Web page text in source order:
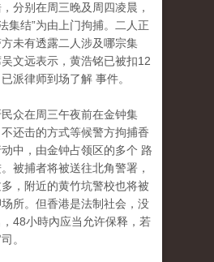
分别在周三晚及周四凌晨，
集结”为由上门拘捕。二人正
未有透露二人涉及哪宗集
文远表示，黄浩铭已被扣12
派律师到场了解 事件。
众在周三午夜前在金钟集
还击的方式等候警方拘捕香
中，由金钟占领区的多个 路
被捕者将被送往北角警署，
，附近的黄竹坑警校也将被
所。但香港是法制社会，没
，48小時內应当允许保释，若
。